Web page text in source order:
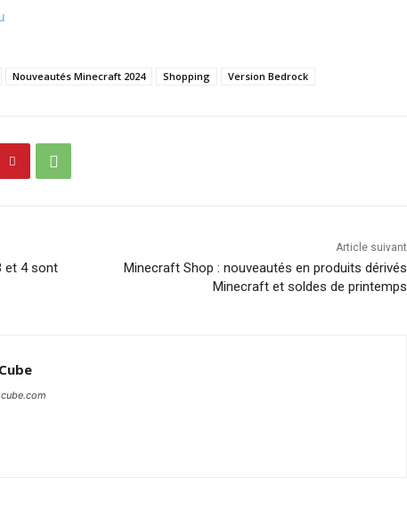
Nouveautés Minecraft 2024 Shopping Version Bedrock
et 4 sont
Article suivant
Minecraft Shop : nouveautés en produits dérivés
Minecraft et soldes de printemps